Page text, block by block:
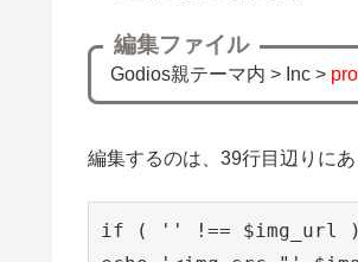
編集ファイル
Godios親テーマ内 > Inc >
編集するのは、39行目辺りにあ
if ( '' !== $img_url